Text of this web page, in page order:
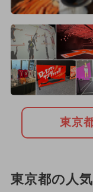
東京
東京都の人